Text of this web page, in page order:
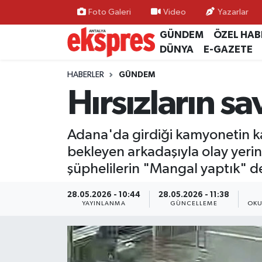
Foto Galeri Video Yazarlar
GÜNDEM ÖZEL
DÜNYA
E-GAZETE
HABERLER GÜNDEM
Hırsızların
Adana'da girdiği kamyonetin
bekleyen arkadaşıyla olay
şüphelilerin "Mangal yaptık"
28.05.2026 - 10:44
YAYINLANMA
28.05.2026 - 11:38
GÜNCELLEME
ÖZEL HABER
GÜNDEM
YEREL GÜNDEM
EKONOMİ
KÜLTÜR - SANAT
Nöbetçi Eczaneler
Hava Durumu
Trafik Durumu
Süper Lig Puan Durumu ve Fikstür
Tüm Manşetler
Son Dakika Haberleri